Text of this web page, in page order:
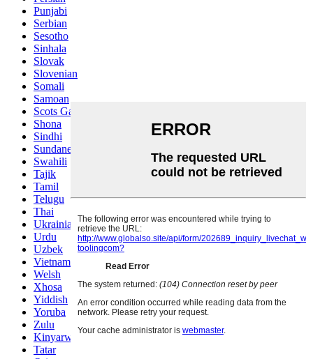
Punjabi
Serbian
Sesotho
Sinhala
Slovak
Slovenian
Somali
Samoan
Scots Gaelic
Shona
Sindhi
Sundanese
Swahili
Tajik
Tamil
Telugu
Thai
Ukrainian
Urdu
Uzbek
Vietnamese
Welsh
Xhosa
Yiddish
Yoruba
Zulu
Kinyarwanda
Tatar